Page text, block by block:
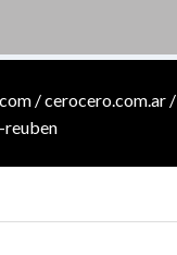
/ cerocero.com.ar /